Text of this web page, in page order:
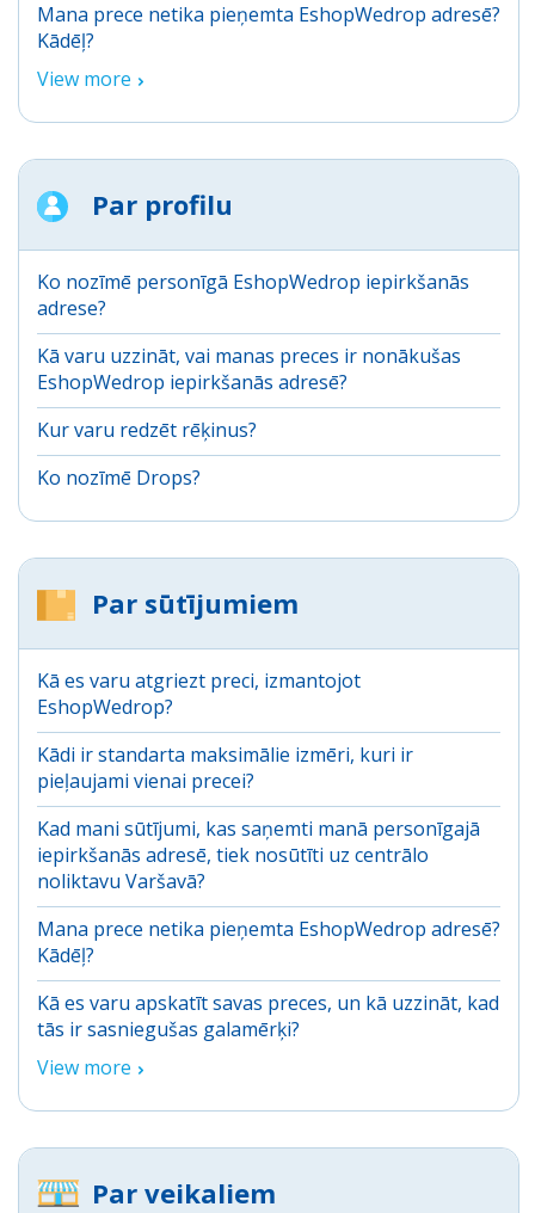
Mana prece netika pieņemta EshopWedrop adresē?
Kādēļ?
View more
Par profilu
Ko nozīmē personīgā EshopWedrop iepirkšanās
adrese?
Kā varu uzzināt, vai manas preces ir nonākušas
EshopWedrop iepirkšanās adresē?
Kur varu redzēt rēķinus?
Ko nozīmē Drops?
Par sūtījumiem
Kā es varu atgriezt preci, izmantojot
EshopWedrop?
Kādi ir standarta maksimālie izmēri, kuri ir
pieļaujami vienai precei?
Kad mani sūtījumi, kas saņemti manā personīgajā
iepirkšanās adresē, tiek nosūtīti uz centrālo
noliktavu Varšavā?
Mana prece netika pieņemta EshopWedrop adresē?
Kādēļ?
Kā es varu apskatīt savas preces, un kā uzzināt, kad
tās ir sasniegušas galamērķi?
View more
Par veikaliem